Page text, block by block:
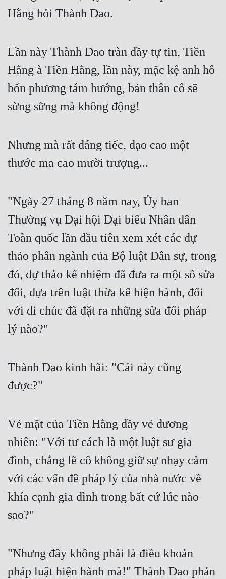
Hằng hỏi Thành Dao.
Lần này Thành Dao tràn đầy tự tin, Tiền
Hằng à Tiền Hằng, lần này, mặc kệ anh hô
bốn phương tám hướng, bản thân cô sẽ
sừng sững mà không động!
Nhưng mà rất đáng tiếc, đạo cao một
thước ma cao mười trượng...
"Ngày 27 tháng 8 năm nay, Ủy ban
Thường vụ Đại hội Đại biểu Nhân dân
Toàn quốc lần đầu tiên xem xét các dự
thảo phân ngành của Bộ luật Dân sự, trong
đó, dự thảo kế nhiệm đã đưa ra một số sửa
đổi, dựa trên luật thừa kế hiện hành, đối
với di chúc đã đặt ra những sửa đổi pháp
lý nào?"
Thành Dao kinh hãi: "Cái này cũng
được?"
Vẻ mặt của Tiền Hằng đầy vẻ đương
nhiên: "Với tư cách là một luật sư gia
đình, chẳng lẽ cô không giữ sự nhạy cảm
với các vấn đề pháp lý của nhà nước về
khía cạnh gia đình trong bất cứ lúc nào
sao?"
"Nhưng đây không phải là điều khoản
pháp luật hiện hành mà!" Thành Dao phản